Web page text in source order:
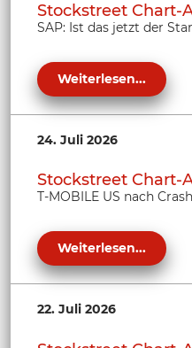
Stockstreet Chart-
SAP: Ist das jetzt der
Weiterlesen...
24. Juli 2026
Stockstreet Chart-
T-MOBILE US nach
Weiterlesen...
22. Juli 2026